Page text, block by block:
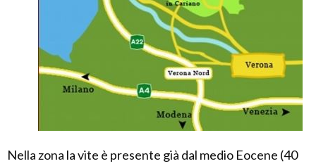
Nella zona la vite è presente già dal medio Eocene (40